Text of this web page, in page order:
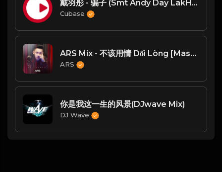
戴羽彤 - 骗子 (Smt Andy Day LakHouse Mix)
Cubase
ARS Mix - 不该用情 Dối Lòng [Mask Off](ft Pee Ro & Hornh Return & Vuth Broken)
ARS
你是我这一生的风景(DJwave Mix)
DJ Wave